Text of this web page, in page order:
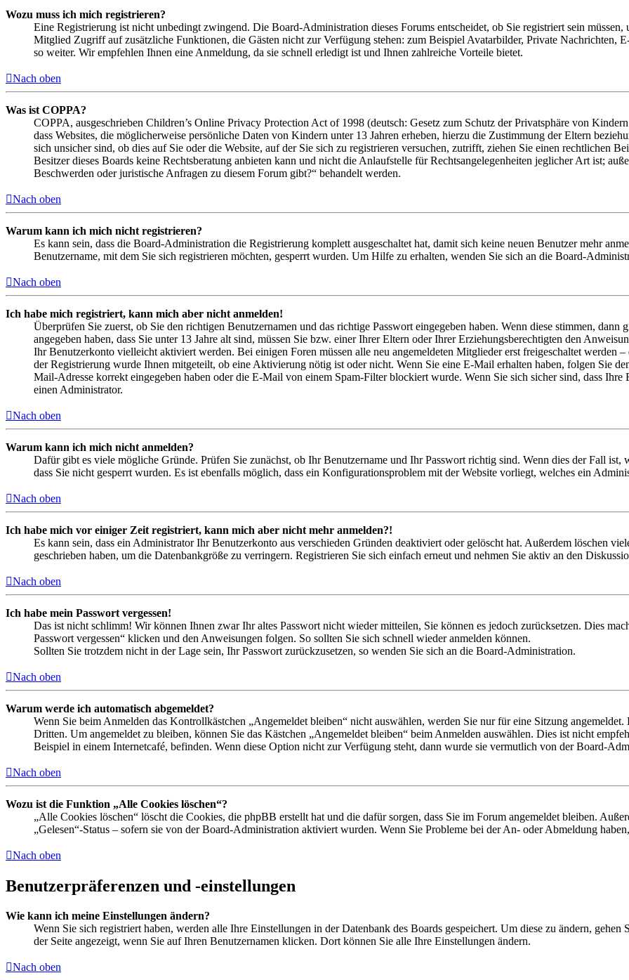
Wozu muss ich mich registrieren?
Eine Registrierung ist nicht unbedingt zwingend. Die Board-Administration dieses Forums entscheidet, ob Sie registriert sein
Mitglied Zugriff auf zusätzliche Funktionen, die Gästen nicht zur Verfügung stehen: zum Beispiel Avatarbilder, Private Nachrichten,
so weiter. Wir empfehlen Ihnen eine Anmeldung, da sie schnell erledigt ist und Ihnen zahlreiche Vorteile bietet.
Nach oben
Was ist COPPA?
COPPA, ausgeschrieben Children’s Online Privacy Protection Act of 1998 (deutsch: Gesetz zum Schutz der Privatsphäre von
dass Websites, die möglicherweise persönliche Daten von Kindern unter 13 Jahren erheben, hierzu die Zustimmung der Eltern
sich unsicher sind, ob dies auf Sie oder die Website, auf der Sie sich zu registrieren versuchen, zutrifft, ziehen Sie einen rechtlichen
Besitzer dieses Boards keine Rechtsberatung anbieten kann und nicht die Anlaufstelle für Rechtsangelegenheiten jeglicher Art ist;
Beschwerden oder juristische Anfragen zu diesem Forum gibt?“ behandelt werden.
Nach oben
Warum kann ich mich nicht registrieren?
Es kann sein, dass die Board-Administration die Registrierung komplett ausgeschaltet hat, damit sich keine neuen Benutzer mehr
Benutzername, mit dem Sie sich registrieren möchten, gesperrt wurden. Um Hilfe zu erhalten, wenden Sie sich an die Board-
Nach oben
Ich habe mich registriert, kann mich aber nicht anmelden!
Überprüfen Sie zuerst, ob Sie den richtigen Benutzernamen und das richtige Passwort eingegeben haben. Wenn diese stimmen, dann
angegeben haben, dass Sie unter 13 Jahre alt sind, müssen Sie bzw. einer Ihrer Eltern oder Ihrer Erziehungsberechtigten den
Ihr Benutzerkonto vielleicht aktiviert werden. Bei einigen Foren müssen alle neu angemeldeten Mitglieder erst freigeschaltet werden
der Registrierung wurde Ihnen mitgeteilt, ob eine Aktivierung nötig ist oder nicht. Wenn Sie eine E-Mail erhalten haben, folgen Sie
Mail-Adresse korrekt eingegeben haben oder die E-Mail von einem Spam-Filter blockiert wurde. Wenn Sie sich sicher sind, dass
einen Administrator.
Nach oben
Warum kann ich mich nicht anmelden?
Dafür gibt es viele mögliche Gründe. Prüfen Sie zunächst, ob Ihr Benutzername und Ihr Passwort richtig sind. Wenn dies der Fall ist,
dass Sie nicht gesperrt wurden. Es ist ebenfalls möglich, dass ein Konfigurationsproblem mit der Website vorliegt, welches ein
Nach oben
Ich habe mich vor einiger Zeit registriert, kann mich aber nicht mehr anmelden?!
Es kann sein, dass ein Administrator Ihr Benutzerkonto aus verschieden Gründen deaktiviert oder gelöscht hat. Außerdem löschen
geschrieben haben, um die Datenbankgröße zu verringern. Registrieren Sie sich einfach erneut und nehmen Sie aktiv an den
Nach oben
Ich habe mein Passwort vergessen!
Das ist nicht schlimm! Wir können Ihnen zwar Ihr altes Passwort nicht wieder mitteilen, Sie können es jedoch zurücksetzen. Dies
Passwort vergessen“ klicken und den Anweisungen folgen. So sollten Sie sich schnell wieder anmelden können.
Sollten Sie trotzdem nicht in der Lage sein, Ihr Passwort zurückzusetzen, so wenden Sie sich an die Board-Administration.
Nach oben
Warum werde ich automatisch abgemeldet?
Wenn Sie beim Anmelden das Kontrollkästchen „Angemeldet bleiben“ nicht auswählen, werden Sie nur für eine Sitzung
Dritten. Um angemeldet zu bleiben, können Sie das Kästchen „Angemeldet bleiben“ beim Anmelden auswählen. Dies ist nicht
Beispiel in einem Internetcafé, befinden. Wenn diese Option nicht zur Verfügung steht, dann wurde sie vermutlich von der Board-
Nach oben
Wozu ist die Funktion „Alle Cookies löschen“?
„Alle Cookies löschen“ löscht die Cookies, die phpBB erstellt hat und die dafür sorgen, dass Sie im Forum angemeldet bleiben.
„Gelesen“-Status – sofern sie von der Board-Administration aktiviert wurden. Wenn Sie Probleme bei der An- oder Abmeldung
Nach oben
Benutzerpräferenzen und -einstellungen
Wie kann ich meine Einstellungen ändern?
Wenn Sie sich registriert haben, werden alle Ihre Einstellungen in der Datenbank des Boards gespeichert. Um diese zu ändern,
der Seite angezeigt, wenn Sie auf Ihren Benutzernamen klicken. Dort können Sie alle Ihre Einstellungen ändern.
Nach oben